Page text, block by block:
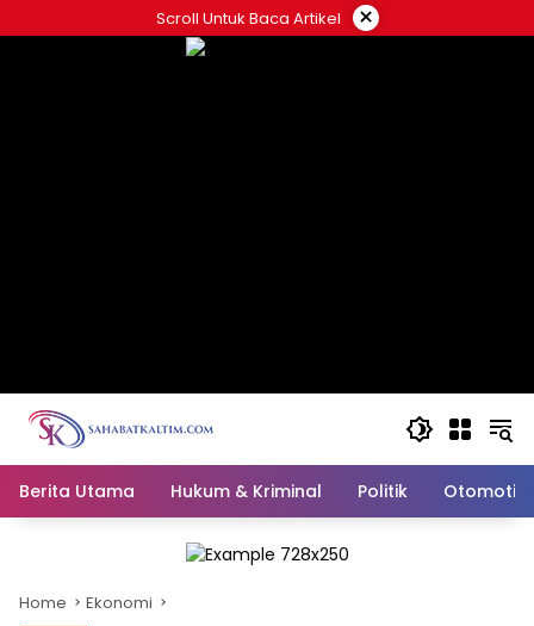
to
Scroll Untuk Baca Artikel ×
Berita Utama Hukum & Kriminal Politik Otomotif
Home Ekonomi